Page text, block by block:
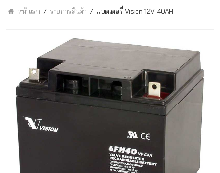
หน้าแรก รายการสินค้า แบตเตอรี่ Vision 12V 40AH